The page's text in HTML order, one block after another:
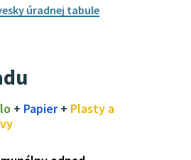
úradnej tabule
+ Papier+ Plasty a